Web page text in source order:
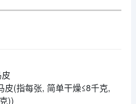
皮(指每张, 简单干燥≤8千克,
))